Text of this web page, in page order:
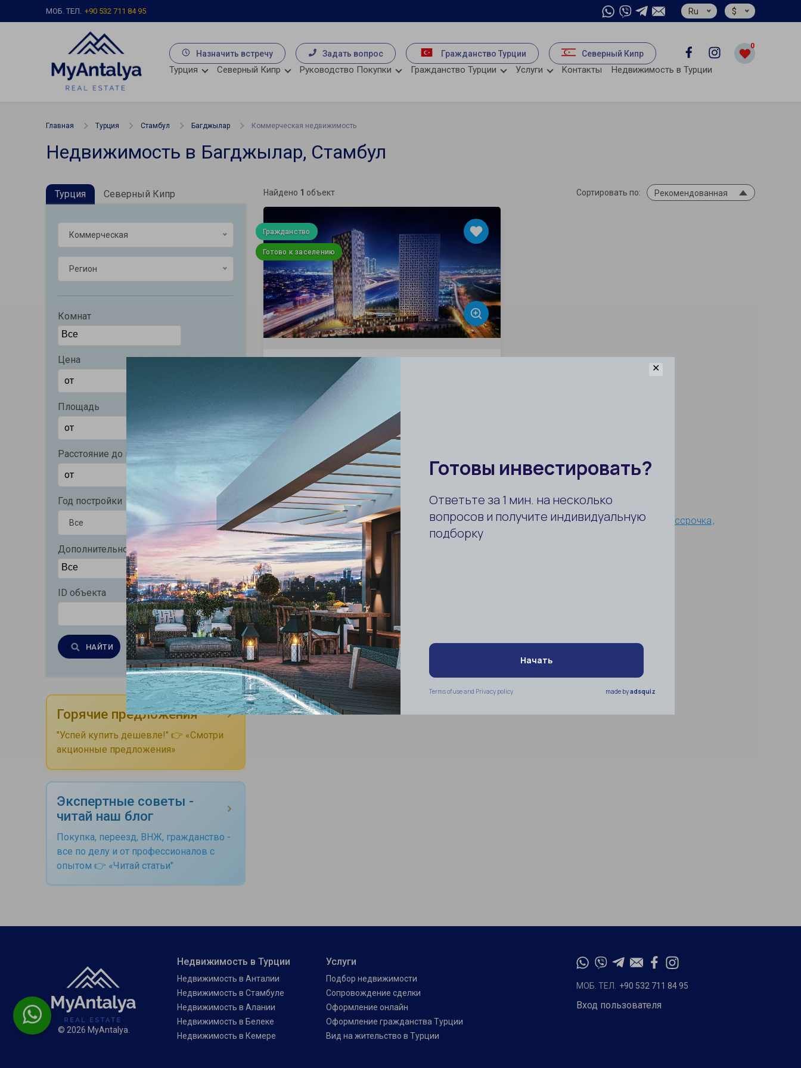
МОБ. ТЕЛ. +90 532 711 84 95 Ru $
Назначить встречу Задать вопрос Гражданство Турции Северный Кипр
0
Турция Северный Кипр Руководство Покупки Гражданство Турции Услуги Kонтакты Недвижимость в Турции
Главная Турция Стамбул Багджылар Коммерческая недвижимость
Недвижимость в Багджылар, Стамбул
Турция Северный Кипр
Коммерческая
Регион
Комнат
Цена
Площадь
Расстояние до моря (м)
Год постройки
Все Все
Дополнительно
ID объекта
НАЙТИ Очистить
Горячие предложения
"Успей купить дешевле!" 👉 «Смотри
акционные предложения»
Экспертные советы -
читай наш блог
Покупка, переезд, ВНЖ, гражданство -
все по делу и от профессионалов с
опытом 👉 «Читай статьи"
Найдено 1 объект Сортировать по: Рекомендованная
Гражданство
Готово к заселению
Сьюты мирового отельного бренда с
гарантированным доходом в USD на 20 лет и
правом на гражданство
Стамбул / Багджылар
Комнат:
525 000 $
Узнать больше: Особенности региона Багджылар
Популярное: Горячее предложение Вторичная Недвижимость Для ВНЖ Гражданство
Рассрочка
Комиссия 0%
Готово к заселению Вид на море
© 2026 MyAntalya.
Недвижимость в Турции
Недвижимость в Анталии
Недвижимость в Стамбуле
Недвижимость в Алании
Недвижимость в Белеке
Недвижимость в Кемере
Услуги
Подбор недвижимости
Сопровождение сделки
Оформление онлайн
Оформление гражданства Турции
Вид на жительство в Турции
МОБ. ТЕЛ. +90 532 711 84 95
Вход пользователя
✕